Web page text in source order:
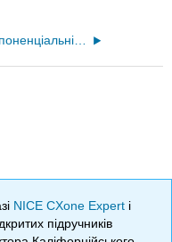
NICE CXone Expert і
підручників